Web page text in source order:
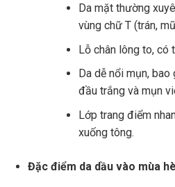
Da mặt thường
vùng chữ T (trán,
Lỗ chân lông to, có
Da dễ nổi mụn,
đầu trắng và mụn
Lớp trang điểm
xuống tông.
Đặc điểm da dầu vào mùa